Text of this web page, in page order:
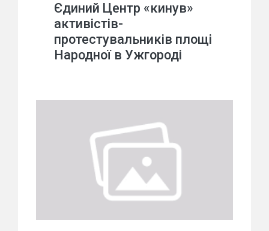
Єдиний Центр «кинув»
активістів-
протестувальників площі
Народної в Ужгороді